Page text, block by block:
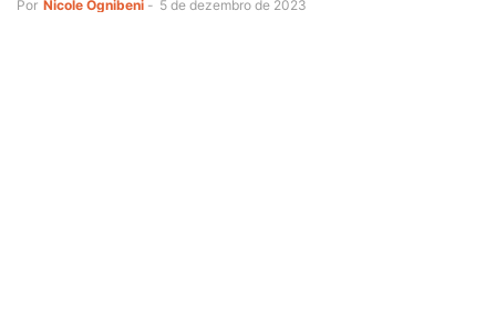
Por Nicole Ognibeni - 5 de dezembro de 2023